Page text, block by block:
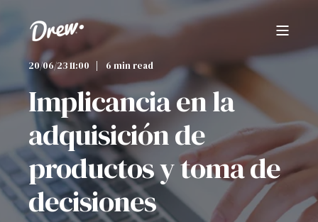
20/06/23 11:00 6 min read
Implicancia en la
adquisición de
productos y toma de
decisiones